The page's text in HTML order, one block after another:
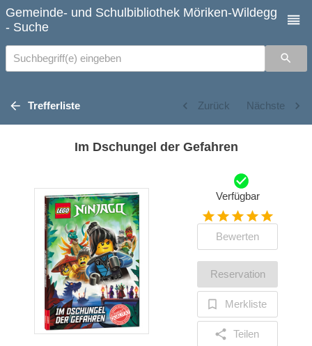
Gemeinde- und Schulbibliothek Möriken-Wildegg
- Suche
Suchbegriff(e) eingeben
Trefferliste Zurück Nächste
Im Dschungel der Gefahren
Verfügbar
Bewerten
Reservation
Merkliste
Teilen